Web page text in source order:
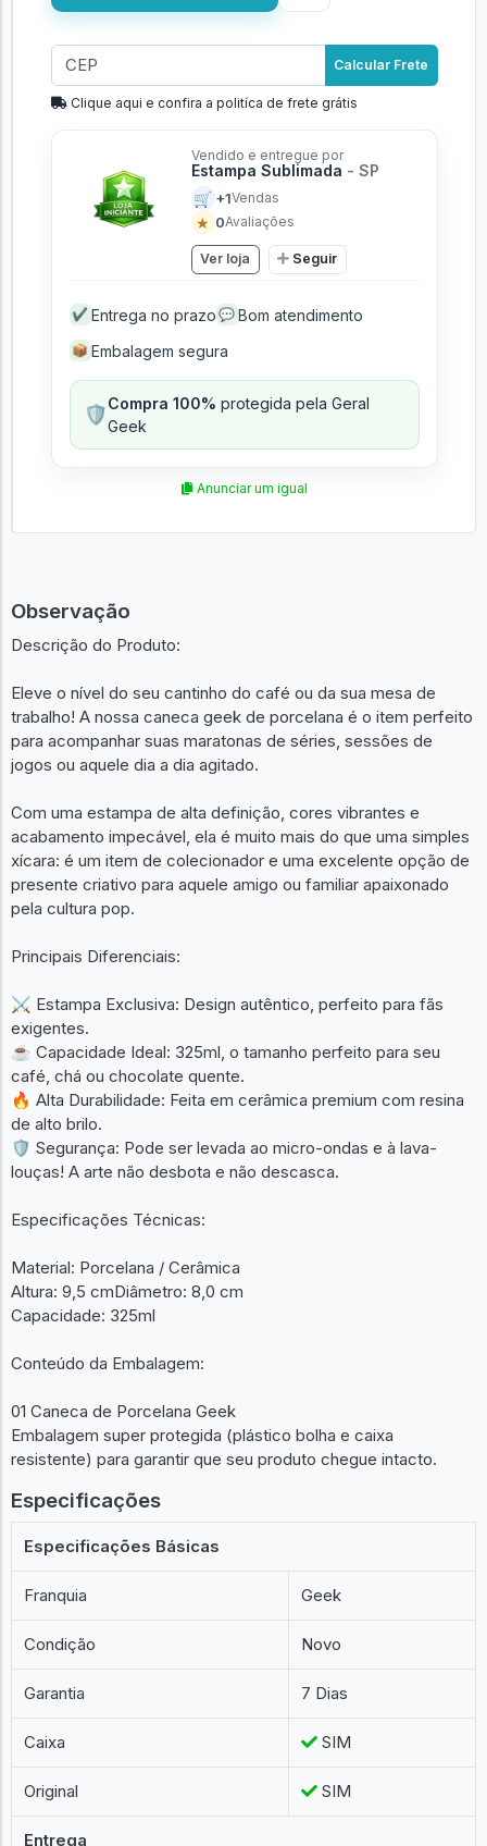
Calcular Frete
Clique aqui e confira a politíca de frete grátis
Vendido e entregue por
Estampa Sublimada - SP
🛒 +1Vendas
★ 0Avaliações
Ver loja Seguir
✔ Entrega no prazo 💬 Bom atendimento
📦 Embalagem segura
🛡️Compra 100% protegida pela Geral
Geek
Anunciar um igual
Observação
Descrição do Produto:
Eleve o nível do seu cantinho do café ou da sua mesa de
trabalho! A nossa caneca geek de porcelana é o item perfeito
para acompanhar suas maratonas de séries, sessões de
jogos ou aquele dia a dia agitado.
Com uma estampa de alta definição, cores vibrantes e
acabamento impecável, ela é muito mais do que uma simples
xícara: é um item de colecionador e uma excelente opção de
presente criativo para aquele amigo ou familiar apaixonado
pela cultura pop.
Principais Diferenciais:
⚔️ Estampa Exclusiva: Design autêntico, perfeito para fãs
exigentes.
☕ Capacidade Ideal: 325ml, o tamanho perfeito para seu
café, chá ou chocolate quente.
🔥 Alta Durabilidade: Feita em cerâmica premium com resina
de alto brilo.
🛡️ Segurança: Pode ser levada ao micro-ondas e à lava-
louças! A arte não desbota e não descasca.
Especificações Técnicas:
Material: Porcelana / Cerâmica
Altura: 9,5 cmDiâmetro: 8,0 cm
Capacidade: 325ml
Conteúdo da Embalagem:
01 Caneca de Porcelana Geek
Embalagem super protegida (plástico bolha e caixa
resistente) para garantir que seu produto chegue intacto.
Especificações
Especificações Básicas
Franquia Geek
Condição Novo
Garantia 7 Dias
Caixa SIM
Original SIM
Entrega